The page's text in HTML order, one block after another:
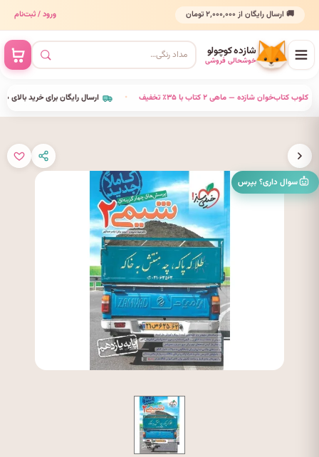
🚚 ارسال رایگان از ۲٬۰۰۰٬۰۰۰ تومان ورود / ثبت‌نام
شازده کوچولو
خوشحالی فروشی
ارسال رایگان برای خرید بالای • کلوب کتاب‌خوان شازده — ماهی ۲ کتاب با ۳۵٪ تخفیف
سوال داری؟ بپرس